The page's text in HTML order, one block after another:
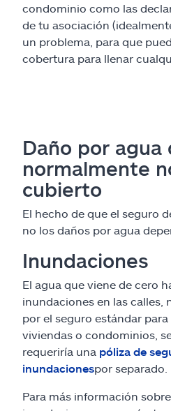
condominio como las
de tu asociación
un problema, para que
cobertura para llenar
Daño por agua
normalmente
cubierto
El hecho de que el seguro
no los daños por agua
Inundaciones
El agua que viene de cero
inundaciones en las calles,
por el seguro estándar
viviendas o condominios,
requeriría una póliza de
inundacionespor separado.
Para más información